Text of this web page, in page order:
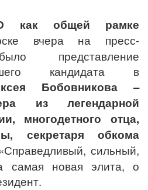
как общей рамке
вчера на пресс-
представление
кандидата в
Бобовникова –
из легендарной
многодетного отца,
секретаря обкома
сильный,
самая новая элита, о